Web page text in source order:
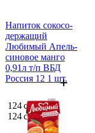
Напиток сокосо­
держа­щий
Любимый Апель­
синовое манго
0,91л т/п ВБД
Россия 12 1 шт.
124 сом
124 сом